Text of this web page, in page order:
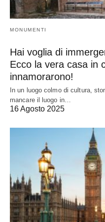
MONUMENTI
Hai voglia di
Ecco la vera casa in
innamorarono!
In un luogo colmo di cultura,
mancare il luogo in…
16 Agosto 2025